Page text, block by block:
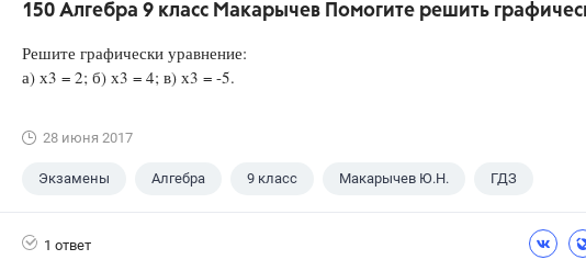
150 Алгебра 9 класс Макарычев Помогите решить
Решите графически уравнение:
а) х3 = 2; б) х3 = 4; в) х3 = -5.
28 июня 2017
Экзамены Алгебра 9 класс Макарычев Ю.Н. ГДЗ
1 ответ